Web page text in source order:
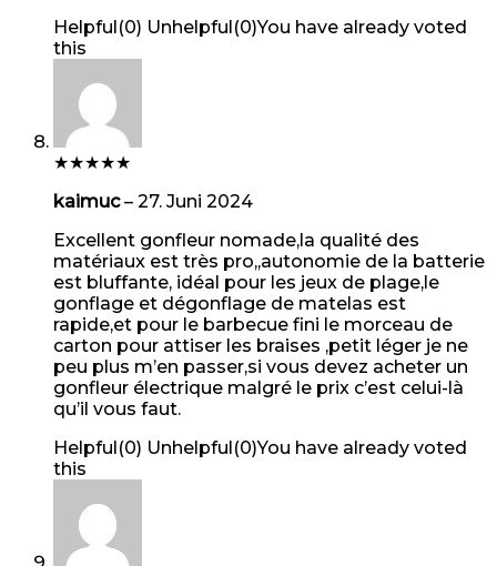
Helpful(0) Unhelpful(0)You have already voted
this
★★★★★
kaimuc– 27. Juni 2024
Excellent gonfleur nomade,la qualité des
matériaux est très pro,,autonomie de la batterie
est bluffante, idéal pour les jeux de plage,le
gonflage et dégonflage de matelas est
rapide,et pour le barbecue fini le morceau de
carton pour attiser les braises ,petit léger je ne
peu plus m’en passer,si vous devez acheter un
gonfleur électrique malgré le prix c’est celui-là
qu’il vous faut.
Helpful(0) Unhelpful(0)You have already voted
this